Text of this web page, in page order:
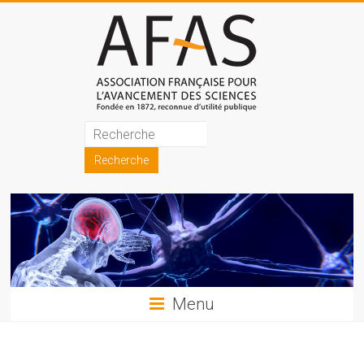
Association
française
pour
l'avancement
des
sciences
Menu